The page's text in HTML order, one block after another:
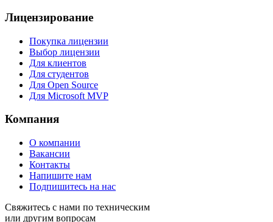
Лицензирование
Покупка лицензии
Выбор лицензии
Для клиентов
Для студентов
Для Open Source
Для Microsoft MVP
Компания
О компании
Вакансии
Контакты
Напишите нам
Подпишитесь на нас
Свяжитесь с нами по техническим
или другим вопросам